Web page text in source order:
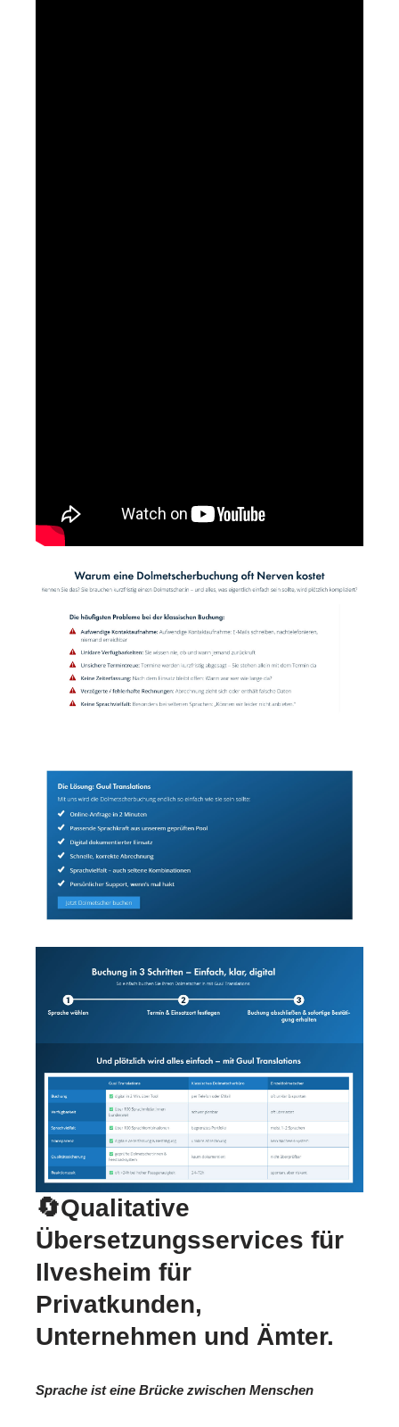
🔄Qualitative
Übersetzungsservices für
Ilvesheim für
Privatkunden,
Unternehmen und Ämter.
Sprache ist eine Brücke zwischen Menschen